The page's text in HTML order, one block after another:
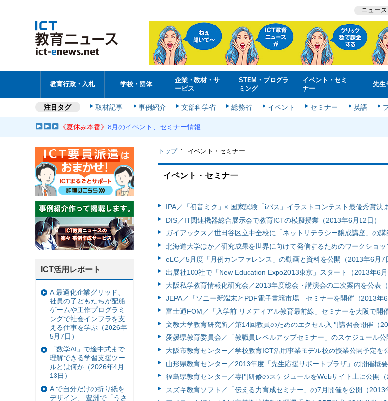
ニュース
教育行政・入札 学校・団体
企業・教材・サ
ービス
STEM・プログラ
ミング
イベント・セミ
ナー
先生
注目タグ 取材記事 事例紹介 文部科学省 総務省 イベント セミナー 英語
《夏休み本番》8月のイベント、セミナー情報
トップ イベント・セミナー
イベント・セミナー
IPA／「初音ミク」× 国家試験「iパス」イラストコンテスト最優秀賞決
DIS／IT関連機器総合展示会で教育ICTの模擬授業（2013年6月12日）
ガイアックス／世田谷区立中全校に「ネットリテラシー醸成講座」の講
北海道大学ほか／研究成果を世界に向けて発信するためのワークショッ
eLC／5月度「月例カンファレンス」の動画と資料を公開（2013年6月7
出展社100社で「New Education Expo2013東京」スタート（2013年6月
大阪私学教育情報化研究会／2013年度総会・講演会の二次案内を公表（
JEPA／「ソニー新端末とPDF電子書籍市場」セミナーを開催（2013年6
富士通FOM／「入学前 リメディアル教育最前線」セミナーを大阪で開
文教大学教育研究所／第14回教員のためのエクセル入門講習会開催（
愛媛県教育委員会／「教職員レベルアップセミナー」のスケジュール公
大阪市教育センター／学校教育ICT活用事業モデル校の授業公開予定を
山形県教育センター／2013年度「先生応援サポートプラザ」の開催概
福島県教育センター／専門研修のスケジュールをWebサイト上に公開（
スズキ教育ソフト／「伝える力育成セミナー」の7月開催を公開（2013
ICT活用レポート
AI最適化企業グリッド、
社員の子どもたちが配船
ゲームや工作プログラミ
ングで社会インフラを支
える仕事を学ぶ（2026年
5月7日）
「数学AI」で途中式まで
理解できる学習支援ツー
ルとは何か（2026年4月
13日）
AIで自分だけの折り紙を
デザイン、 豊洲で「うさ